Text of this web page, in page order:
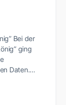
Bei der
ging
Daten.…